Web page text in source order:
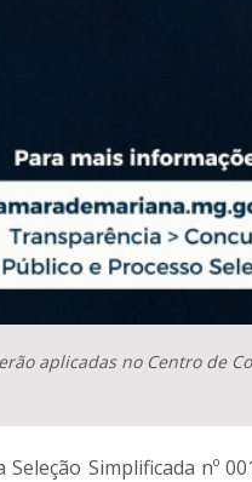
aplicadas no Centro de
Simplificada nº